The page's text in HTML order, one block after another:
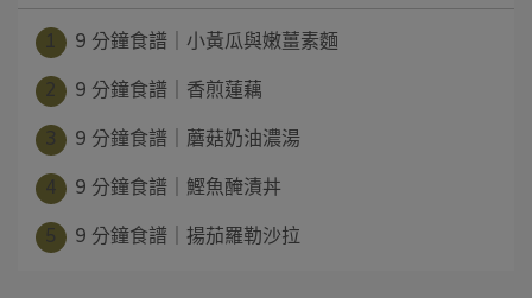
9 分鐘食譜｜小黃瓜與嫩薑素麵
9 分鐘食譜｜香煎蓮藕
9 分鐘食譜｜蘑菇奶油濃湯
9 分鐘食譜｜鰹魚醃漬丼
9 分鐘食譜｜揚茄羅勒沙拉